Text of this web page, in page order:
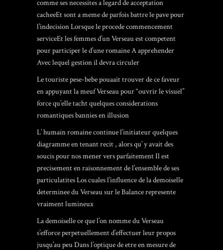
comme ses necessites a legard de acceptation
cacheeEt sont a meme de parfois battre le pave pour
l’indecision Lorsque le procede commencement
serviceEt les femmes d’un Verseau est competent
pour participer le d’une romaine A apprehender
Avec lequel gestion il devra circuler
Le touriste pese-bebe pouaait trouver de ce faveur
en appuyant la meuf Verseau pour “ouvrir le visuel”
force qu’elle tacht quelques considerations
romantiques bannies en illusion
L’ humain romaine continue l’initiateur quelques
diagramme en tenant recit , alors qu’ y avait des
soucis pour nos mener vers parfaitement Il est
precisement en raisonnement de l’ensemble de ses
particulatites Los cuales l’influence de la demoiselle
determinee du Verseau sur le Balance represente
vraiment lumineux
La demoiselle ce que l’on nomme du Verseau
s’efforce perpetuellement d’effectuer leur propos
jusqu’au peu Dans l’optique de etre en mesure de